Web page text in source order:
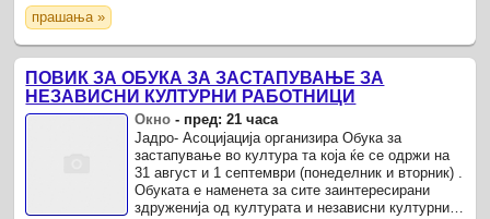
прашања »
ПОВИК ЗА ОБУКА ЗА ЗАСТАПУВАЊЕ ЗА
НЕЗАВИСНИ КУЛТУРНИ РАБОТНИЦИ
Окно - пред: 21 часа
Јадро- Асоцијација организира Обука за
застапување во култура та која ќе се одржи на
31 август и 1 септември (понеделник и вторник) .
Обуката е наменета за сите заинтересирани
здруженија од културата и независни културни